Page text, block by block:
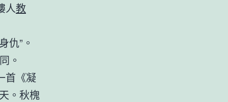
人教
仇”。
。
首《凝
。秋槐